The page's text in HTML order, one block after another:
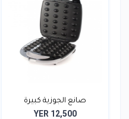
صانع الجوزية كبيرة
YER 12,500